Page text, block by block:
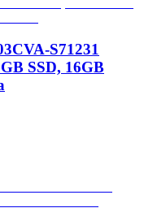
S71231
SSD, 16GB